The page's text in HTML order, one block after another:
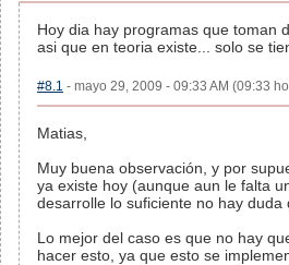
Hoy dia hay programas que toman
asi que en teoria existe... solo se
#8.1 - mayo 29, 2009 - 09:33 AM (09:33
Matias,
Muy buena observación, y por
ya existe hoy (aunque aun le falta
desarrolle lo suficiente no hay
Lo mejor del caso es que no hay
hacer esto, ya que esto se